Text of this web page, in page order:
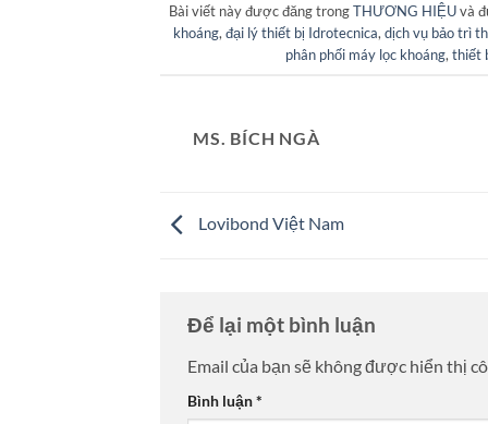
Bài viết này được đăng trongTHƯƠNG HIỆUvà
khoáng,đại lý thiết bị Idrotecnica,dịch vụ bảo trì
phân phối máy lọc khoáng,thiết
MS. BÍCH NGÀ
Lovibond Việt Nam
Để lại một bình luận
Email của bạn sẽ không được hiển thị
Bình luận*